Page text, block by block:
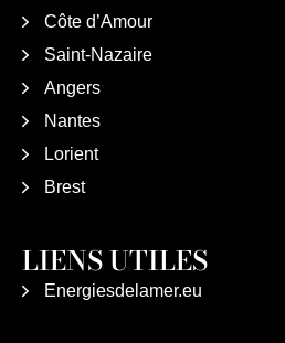
Côte d’Amour
Saint-Nazaire
Angers
Nantes
Lorient
Brest
LIENS UTILES
Energiesdelamer.eu